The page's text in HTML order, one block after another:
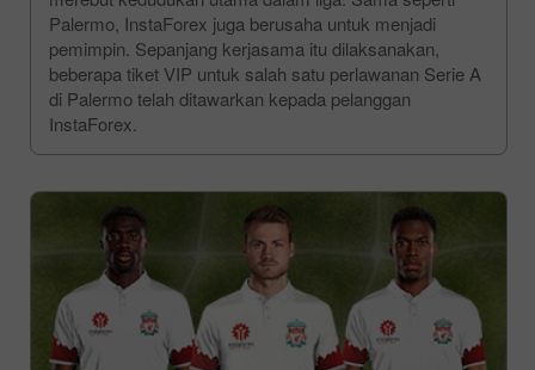
Palermo, InstaForex juga berusaha untuk menjadi
pemimpin. Sepanjang kerjasama itu dilaksanakan,
beberapa tiket VIP untuk salah satu perlawanan Serie A
di Palermo telah ditawarkan kepada pelanggan
InstaForex.